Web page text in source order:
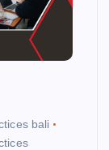
bali